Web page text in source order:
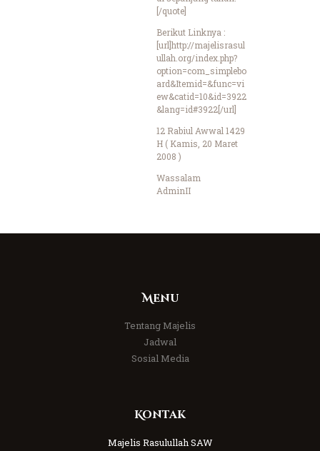
[/quote]
Berikut Linknya :
[url]http://majelisrasul
ullah.org/index.php?
option=com_simplebo
ard&Itemid=&func=vi
ew&catid=10&id=3922
&lang=id#3922[/url]
12 Rabiul Awwal 1429
H ( Kamis, 20 Maret
2008 )
Wassalam
AdminII
Menu
Tentang Majelis
Jadwal
Sosial Media
Kontak
Majelis Rasulullah SAW